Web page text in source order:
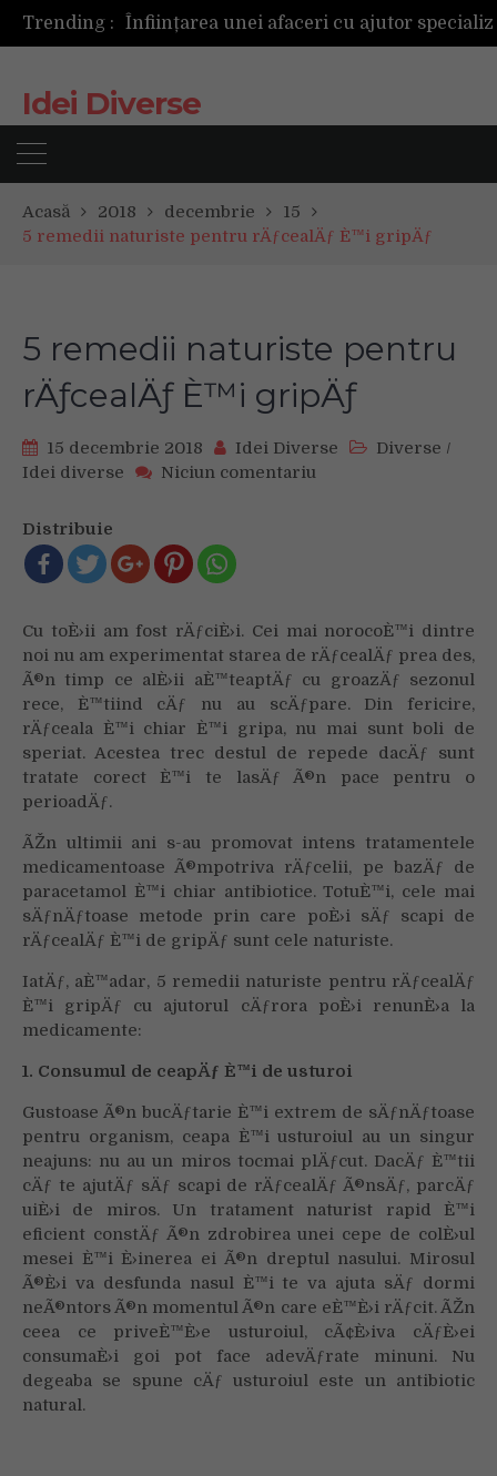
Trending :
Idei Diverse
Acasă 2018 decembrie
15
5 remedii naturiste pentru rÄƒcealÄƒ È™i gripÄƒ
5 remedii naturiste pentru
rÄƒcealÄƒ È™i gripÄƒ
15 decembrie 2018 Idei Diverse Diverse /
Idei diverse
Niciun comentariu
gripÄƒ
Distribuie
Cu toÈ›ii am fost rÄƒciÈ›i. Cei mai norocoÈ™i dintre
noi nu am experimentat starea de rÄƒcealÄƒ prea des,
Ã®n timp ce alÈ›ii aÈ™teaptÄƒ cu groazÄƒ sezonul
rece, È™tiind cÄƒ nu au scÄƒpare. Din fericire,
rÄƒceala È™i chiar È™i gripa, nu mai sunt boli de
speriat. Acestea trec destul de repede dacÄƒ sunt
tratate corect È™i te lasÄƒ Ã®n pace pentru o
perioadÄƒ.
ÃŽn ultimii ani s-au promovat intens tratamentele
medicamentoase Ã®mpotriva rÄƒcelii, pe bazÄƒ de
paracetamol È™i chiar antibiotice. TotuÈ™i, cele mai
sÄƒnÄƒtoase metode prin care poÈ›i sÄƒ scapi de
rÄƒcealÄƒ È™i de gripÄƒ sunt cele naturiste.
IatÄƒ, aÈ™adar, 5 remedii naturiste pentru rÄƒcealÄƒ
È™i gripÄƒ cu ajutorul cÄƒrora poÈ›i renunÈ›a la
medicamente:
1. Consumul de ceapÄƒ È™i de usturoi
Gustoase Ã®n bucÄƒtarie È™i extrem de sÄƒnÄƒtoase
pentru organism, ceapa È™i usturoiul au un singur
neajuns: nu au un miros tocmai plÄƒcut. DacÄƒ È™tii
cÄƒ te ajutÄƒ sÄƒ scapi de rÄƒcealÄƒ Ã®nsÄƒ, parcÄƒ
uiÈ›i de miros. Un tratament naturist rapid È™i
eficient constÄƒ Ã®n zdrobirea unei cepe de colÈ›ul
mesei È™i È›inerea ei Ã®n dreptul nasului. Mirosul
Ã®È›i va desfunda nasul È™i te va ajuta sÄƒ dormi
neÃ®ntors Ã®n momentul Ã®n care eÈ™È›i rÄƒcit. ÃŽn
ceea ce priveÈ™È›e usturoiul, cÃ¢È›iva cÄƒÈ›ei
consumaÈ›i goi pot face adevÄƒrate minuni. Nu
degeaba se spune cÄƒ usturoiul este un antibiotic
natural.